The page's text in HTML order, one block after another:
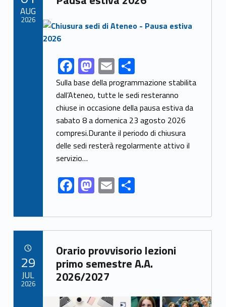
k
Link identifier archive #link-archive-thumb-soap-14549
Link identifier share facebook archive #share-link-archive-43883F
ac
e
b
o
o
k
M
as
to
d
o
n
E
m
ai
l
S
h
ar
e
Sulla base della programmazione stabilita
dall’Ateneo, tutte le sedi resteranno
chiuse in occasione della pausa estiva da
sabato 8 a domenica 23 agosto 2026
compresi.Durante il periodo di chiusura
delle sedi resterà regolarmente attivo il
servizio…
F
ac
e
b
o
o
k
M
as
to
d
o
n
E
m
ai
l
S
ar
e
AUG
2026
Link identifier archive #link-archive-20655
Orario provvisorio lezioni
primo semestre A.A.
2026/2027
Link identifier archive #link-archive-thumb-soap-71434
29
JUL
2026